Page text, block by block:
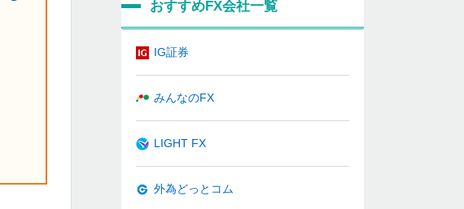
おすすめFX会社一覧
IG証券
みんなのFX
LIGHT FX
外為どっとコム